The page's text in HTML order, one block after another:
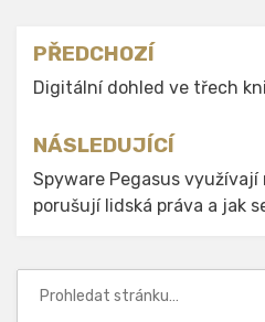
Navigace
pro
příspěvek
PŘEDCHOZÍ
Digitální dohled ve třech
NÁSLEDUJÍCÍ
Spyware Pegasus
porušují lidská práva a jak